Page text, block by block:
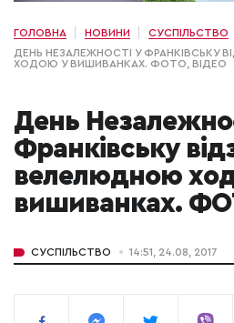
ГОЛОВНА НОВИНИ
СУСПІЛЬСТВО
ДЕНЬ НЕЗАЛЕЖНОСТІ У ФРАНКІВСЬКУ
ХОДОЮ У ВИШИВАНКАХ. ФОТО, ВІДЕО
День
Франківську
велелюдною
вишиванках.
СУСПІЛЬСТВО 14:51, 24.08, 2017